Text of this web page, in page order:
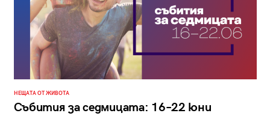
НЕЩАТА ОТ ЖИВОТА
Събития за седмицата: 16–22 юни